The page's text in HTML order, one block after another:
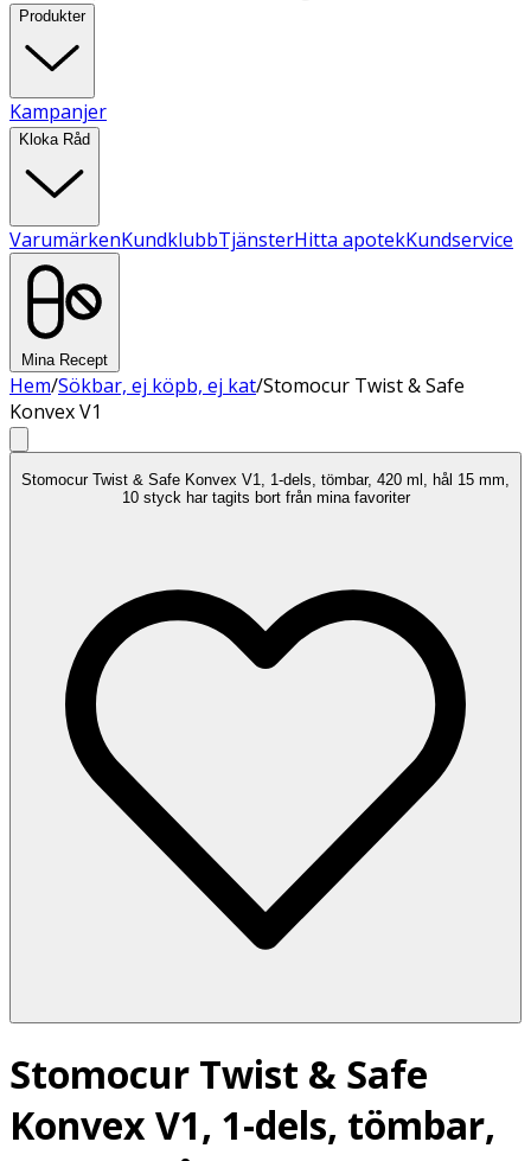
Produkter
Kampanjer
Kloka Råd
VarumärkenKundklubbTjänsterHitta apotekKundservice
Mina Recept
Hem/Sökbar, ej köpb, ej kat/Stomocur Twist & Safe
Konvex V1
Stomocur Twist & Safe Konvex V1, 1-dels, tömbar, 420 ml, hål 15 mm,
10 styck har tagits bort från mina favoriter
Stomocur Twist & Safe
Konvex V1, 1-dels, tömbar,